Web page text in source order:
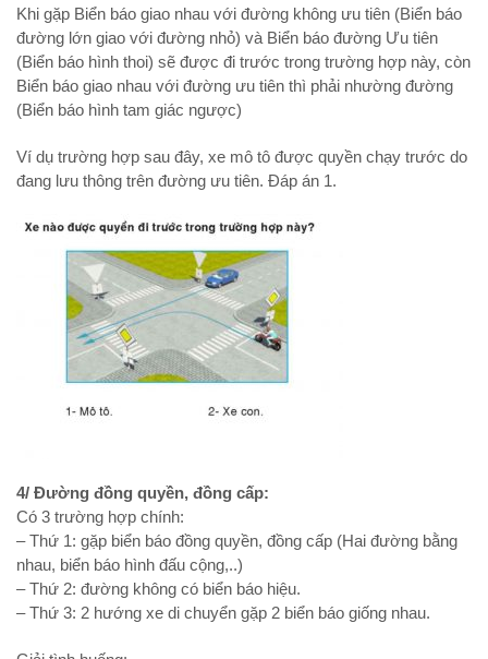
Khi gặp Biển báo giao nhau với đường không ưu tiên (Biển báo
đường lớn giao với đường nhỏ) và Biển báo đường Ưu tiên
(Biển báo hình thoi) sẽ được đi trước trong trường hợp này, còn
Biển báo giao nhau với đường ưu tiên thì phải nhường đường
(Biển báo hình tam giác ngược)
Ví dụ trường hợp sau đây, xe mô tô được quyền chạy trước do
đang lưu thông trên đường ưu tiên. Đáp án 1.
4/ Đường đồng quyền, đồng cấp:
Có 3 trường hợp chính:
– Thứ 1: gặp biển báo đồng quyền, đồng cấp (Hai đường bằng
nhau, biển báo hình đấu cộng,..)
– Thứ 2: đường không có biển báo hiệu.
– Thứ 3: 2 hướng xe di chuyển gặp 2 biển báo giống nhau.